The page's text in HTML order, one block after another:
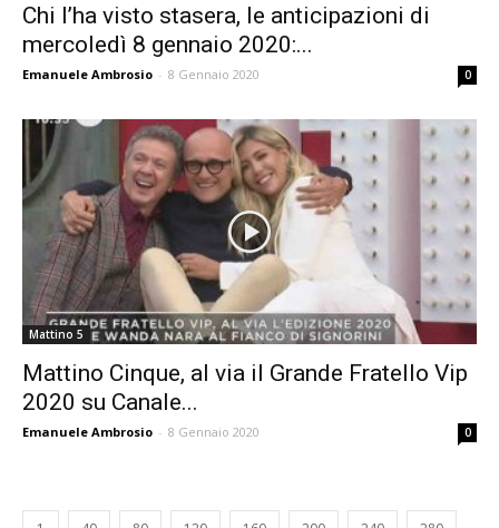
Chi l’ha visto stasera, le anticipazioni di
mercoledì 8 gennaio 2020:...
Emanuele Ambrosio - 8 Gennaio 2020 0
Mattino 5
Mattino Cinque, al via il Grande Fratello Vip
2020 su Canale...
Emanuele Ambrosio - 8 Gennaio 2020 0